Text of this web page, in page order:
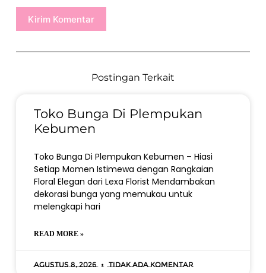
Kirim Komentar
Postingan Terkait
Toko Bunga Di Plempukan
Kebumen
Toko Bunga Di Plempukan Kebumen – Hiasi
Setiap Momen Istimewa dengan Rangkaian
Floral Elegan dari Lexa Florist Mendambakan
dekorasi bunga yang memukau untuk
melengkapi hari
READ MORE »
Agustus 8, 2026 Tidak ada komentar